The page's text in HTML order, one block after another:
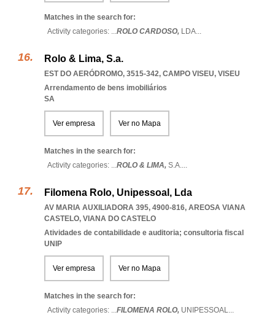
Matches in the search for:
Activity categories: ...ROLO CARDOSO, LDA...
Rolo & Lima, S.a.
EST DO AERÓDROMO, 3515-342, CAMPO VISEU, VISEU
Arrendamento de bens imobiliários
SA
Ver empresa Ver no Mapa
Matches in the search for:
Activity categories: ...ROLO & LIMA, S.A....
Filomena Rolo, Unipessoal, Lda
AV MARIA AUXILIADORA 395, 4900-816, AREOSA VIANA
CASTELO, VIANA DO CASTELO
Atividades de contabilidade e auditoria; consultoria fiscal
UNIP
Ver empresa Ver no Mapa
Matches in the search for:
Activity categories: ...FILOMENA ROLO, UNIPESSOAL...